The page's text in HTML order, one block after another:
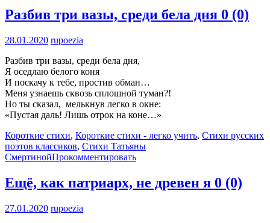
Разбив три вазы, среди бела дня 0 (0)
28.01.2020 rupoezia
Разбив три вазы, среди бела дня,
Я оседлаю белого коня
И поскачу к тебе, простив обман…
Меня узнаешь сквозь сплошной туман?!
Но ты сказал, мелькнув легко в окне:
«Пустая даль! Лишь отрок на коне…»
Короткие стихи, Короткие стихи - легко учить, Стихи русских
поэтов классиков, Стихи Татьяны
СмертинойПрокомментировать
Ещё, как патриарх, не древен я 0 (0)
27.01.2020 rupoezia